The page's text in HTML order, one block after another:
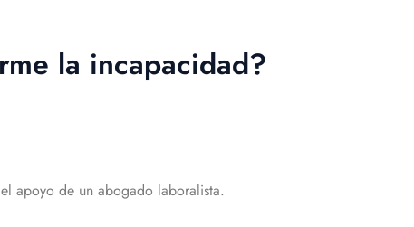
la incapacidad?
apoyo de un abogado laboralista.